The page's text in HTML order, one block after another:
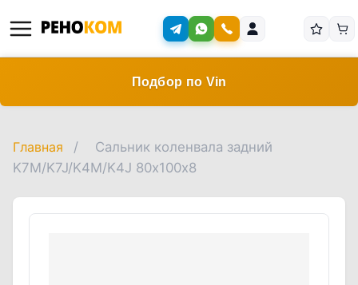
Подбор по Vin
Главная /
Сальник коленвала задний
K7M/K7J/K4M/K4J 80х100х8